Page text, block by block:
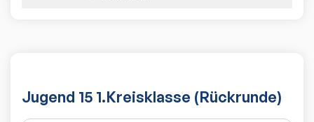
Jugend 15 1.Kreisklasse (Rückrunde)